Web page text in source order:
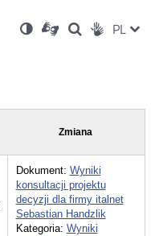
Ustawienia
Wersja
kontrastowa
Dla
niesłyszących
OtwórzOtwórz
w
Otwórz
w
Social PL
Zmiana
Dokument: Wyniki
konsultacji projektu
decyzji dla firmy italnet
Sebastian Handzlik
Kategoria: Wyniki